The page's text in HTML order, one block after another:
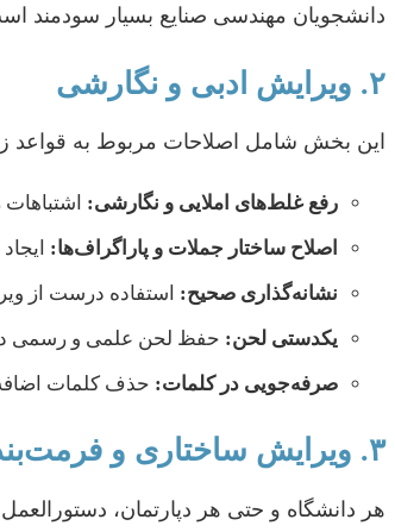
دانشجویان مهندسی صنایع بسیار سودمند
۲. ویرایش ادبی و نگارشی
این بخش شامل اصلاحات مربوط به قواعد
رفع غلط‌های املایی و نگارشی:
اصلاح ساختار جملات و پاراگراف‌ها:
نشانه‌گذاری صحیح: استفاده درست از
یکدستی لحن: حفظ لحن علمی و رسمی در
صرفه‌جویی در کلمات: حذف کلمات
۳. ویرایش ساختاری و فرمت‌بندی
هر دانشگاه و حتی هر دپارتمان،